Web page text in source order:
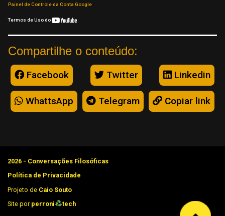
Painel de Controle da Conta Google
Termos de Uso do
Compartilhe o conteúdo:
Facebook Twitter Linkedin
WhattsApp Telegram Copiar link
2026 - Conversações Filosóficas
Política de Privacidade
Projeto de Caio Souto
Site por perroni tech